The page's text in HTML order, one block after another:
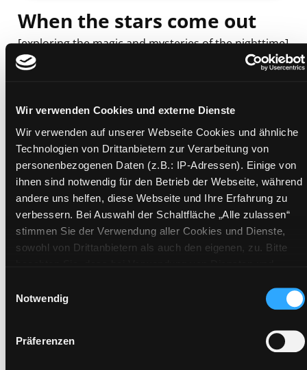
Wir verwenden Cookies und externe Dienste
Wir verwenden auf unserer Webseite Cookies und ähnliche
Technologien von Drittanbietern zur Verarbeitung von
personenbezogenen Daten (z.B.: IP-Adressen). Einige von
ihnen sind notwendig für den Betrieb der Webseite, während
andere uns helfen, diese Webseite und Ihre Erfahrung zu
verbessern. Bei Auswahl der Schaltfläche „Alle zulassen“
stimmen Sie der Verwendung aller Cookies und Dienste,
sowohl von Drittanbietern als auch den eigenen, zu. Bitte
unsicheren Drittländern (Länder außerhalb des EWR ohne
adäquates Datenschutzniveau) stattfinden kann. In diesem
Zusammenhang können aktuell Risiken für Betroffene nicht
vollständig ausgeschlossen werden. Eine Verarbeitung
Notwendig
Präferenzen
When the stars come out
[exploring the magic and mysteries of the nighttime]
Mediengruppe:
Beschreibung ein-/ausblenden
Mehr Informationen ein-/ausblenden
Exemplare
Zweigstelle: Zanklhof
Signatur: JF.E EDW
Vorbestellungen:
Frist: